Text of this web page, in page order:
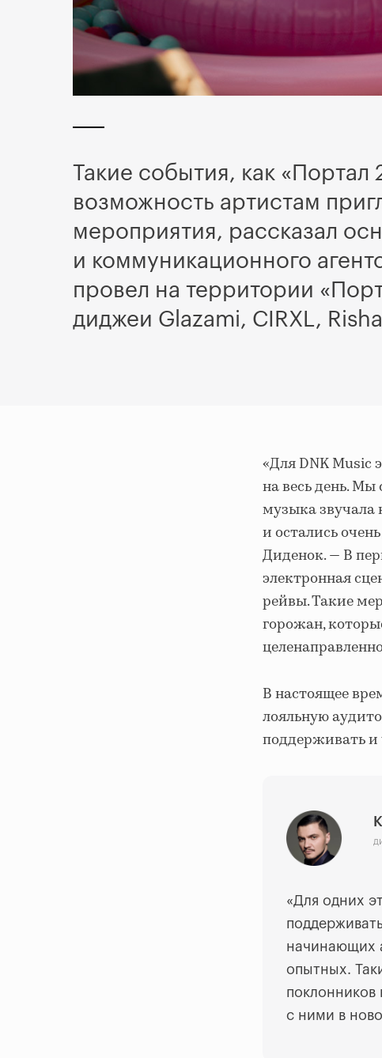
Такие события, как
возможность артистам
мероприятия, рассказал
и коммуникационного
провел на территории
диджеи Glazami, CIRXL,
«Для DNK Music
на весь день.
музыка звучала
и остались
Диденок. — В
электронная
рейвы. Такие
горожан,
В настоящее
лояльную
поддерживать и
«Для одних
начинающих
опытных.
поклонников
с ними в